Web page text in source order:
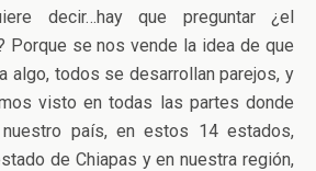
decir…hay que preguntar ¿el
Porque se nos vende la idea de que
algo, todos se desarrollan parejos, y
visto en todas las partes donde
país, en estos 14 estados,
de Chiapas y en nuestra región,